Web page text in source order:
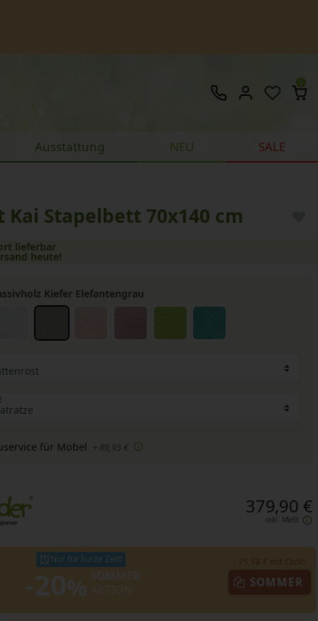
0
Ausstattung NEU SALE
Kai Stapelbett 70x140 cm
lieferbar
heute!
Kiefer Elefantengrau
für Möbel + 89,95 €
379,90 €
inkl. MwSt.
Nur für kurze Zeit!
SOMMER